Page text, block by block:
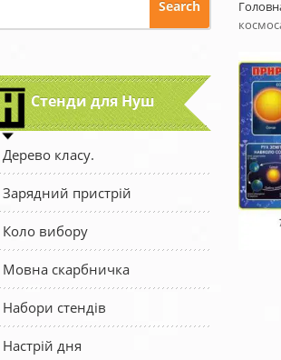
Стенди для Нуш
Дерево класу.
Зарядний пристрій
Коло вибору
Мовна скарбничка
Набори стендів
Настрій дня